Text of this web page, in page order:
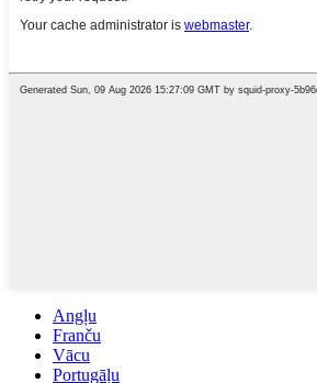
Angļu
Franču
Vācu
Portugāļu